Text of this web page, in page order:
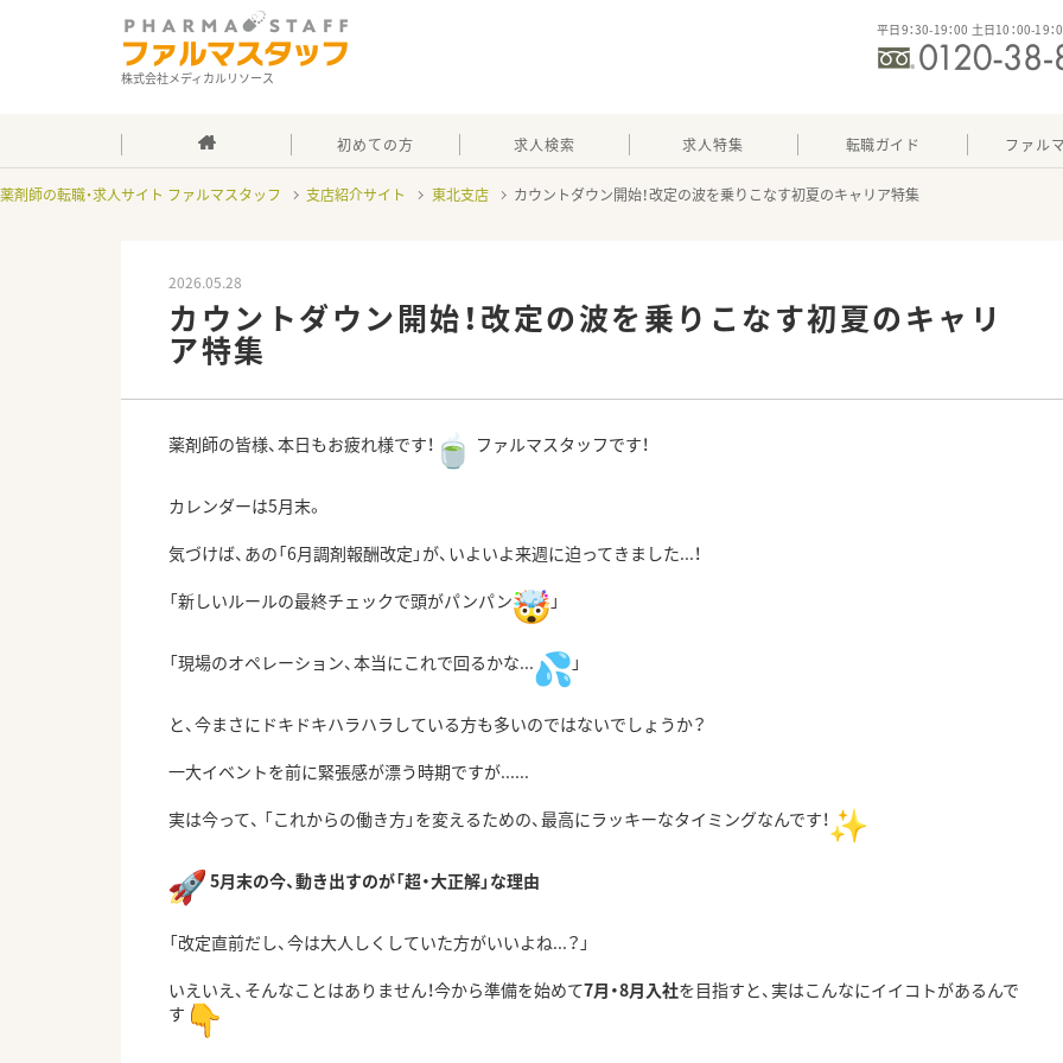
株式会社メディカルリソース
平日9：30-19：00 土日10：00-19
初めての方 求人検索 求人特集 転職ガイド ファル
薬剤師の転職・求人サイト ファルマスタッフ 支店紹介サイト 東北支店 カウントダウン開始！改定の波を乗りこなす初夏のキャリア特集
2026.05.28
カウントダウン開始！改定の波を乗りこなす初夏のキャリ
ア特集
薬剤師の皆様、本日もお疲れ様です！ ファルマスタッフです！
カレンダーは5月末。
気づけば、あの「6月調剤報酬改定」が、 いよいよ来週に迫ってきました...！
「新しいルールの最終チェックで頭がパンパン
」
「現場のオペレーション、本当にこれで回るかな... 」
と、今まさにドキドキハラハラしている方も多いのではないでしょうか？
一大イベントを前に緊張感が漂う時期ですが......
実は今って、 「これからの働き方」を変えるための、最高にラッキーなタイミングなんです！
5月末の今、動き出すのが「超・大正解」な理由
「改定直前だし、今は大人しくしていた方がいいよね...？」
いえいえ、そんなことはありません！今から準備を始めて7月・8月入社を目指すと、実はこんなにイイコトがあるんで
す